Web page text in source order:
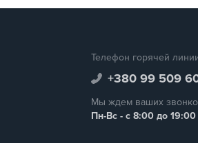
Телефон горячей
+380 99 509
Мы ждем ваших
Пн-Вс - с 8:00 до 19:00